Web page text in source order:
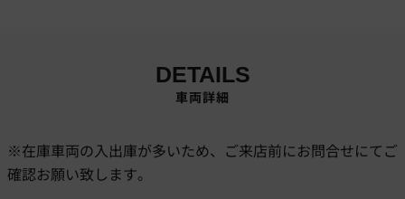
DETAILS
車両詳細
※在庫車両の入出庫が多いため、ご来店前にお問合せにてご
確認お願い致します。